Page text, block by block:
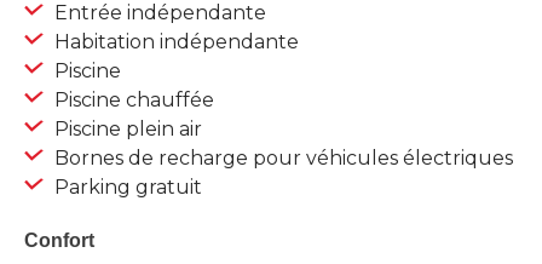
Entrée indépendante
Habitation indépendante
Piscine
Piscine chauffée
Piscine plein air
Bornes de recharge pour véhicules électriques
Parking gratuit
Confort